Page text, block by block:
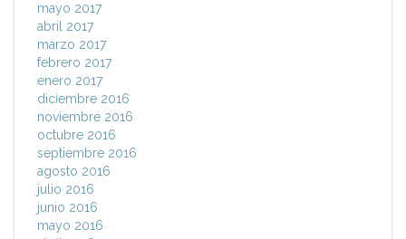
mayo 2017
abril 2017
marzo 2017
febrero 2017
enero 2017
diciembre 2016
noviembre 2016
octubre 2016
septiembre 2016
agosto 2016
julio 2016
junio 2016
mayo 2016